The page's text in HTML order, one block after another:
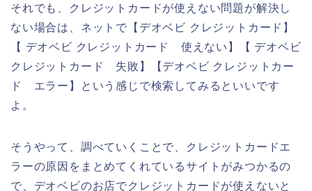
それでも、クレジットカードが使えない問題が解決し
ない場合は、ネットで【デオベビ クレジットカード】
【 デオベビ クレジットカード 使えない】【 デオベビ
クレジットカード 失敗】【デオベビ クレジットカー
ド エラー】という感じで検索してみるといいです
よ。
そうやって、調べていくことで、クレジットカードエ
ラーの原因をまとめてくれているサイトがみつかるの
で、デオベビのお店でクレジットカードが使えないと